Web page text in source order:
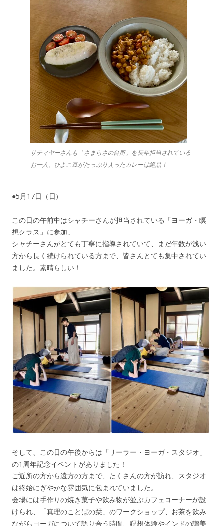
サティヤーさんも「さまらさの台所」を長年担当されている
お一人。ひよこ豆がたっぷり入ったカレーは絶品！
●5月17日（日）
この日の午前中はシャチーさんが担当されている「ヨーガ・瞑
想クラス」に参加。
シャチーさんがとても丁寧に指導されていて、まだ年数が浅い
方から長く続けられている方まで、皆さんとても集中されてい
ました。素晴らしい！
そして、この日の午後からは「リーラー・ヨーガ・スタジオ」
の1周年記念イベントがありました！
ご近所の方から遠方の方まで、たくさんの方が訪れ、スタジオ
は終始にぎやかな雰囲気に包まれていました。
会場には手作りの焼き菓子や飲み物が並ぶカフェコーナーが設
けられ、「真理のことばの栞」のワークショップ、お茶を飲み
ながらヨーガについて語り合う時間、瞑想体験やインドの讃美